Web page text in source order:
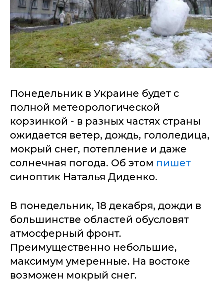
Понедельник в Украине будет с
полной метеорологической
корзинкой - в разных частях страны
ожидается ветер, дождь, гололедица,
мокрый снег, потепление и даже
солнечная погода. Об этом пишет
синоптик Наталья Диденко.
В понедельник, 18 декабря, дожди в
большинстве областей обусловят
атмосферный фронт.
Преимущественно небольшие,
максимум умеренные. На востоке
возможен мокрый снег.